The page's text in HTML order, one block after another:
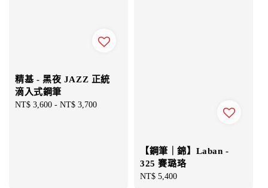
精基 - 黑夜 JAZZ 正統
滴入式鋼筆
Regular
NT$ 3,600 - NT$ 3,700
【鋼筆｜錦】Laban -
325 賽璐珞
Regular
NT$ 5,400